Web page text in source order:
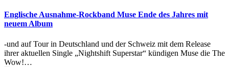
Englische Ausnahme-Rockband Muse Ende des Jahres mit
neuem Album
-und auf Tour in Deutschland und der Schweiz mit dem Release
ihrer aktuellen Single „Nightshift Superstar“ kündigen Muse die The
Wow!…